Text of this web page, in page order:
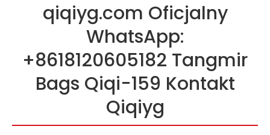
qiqiyg.com Oficjalny
WhatsApp:
+8618120605182 Tangmir
Bags Qiqi-159 Kontakt
Qiqiyg